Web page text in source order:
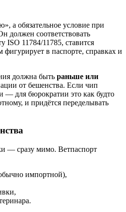
а обязательное условие при
соответствовать
ISO 11784/11785, ставится
фигурирует в паспорте, справках и
должна быть раньше или
от бешенства. Если чип
— для бюрократии это как будто
и придётся переделывать
— сразу мимо. Ветпаспорт
импортной),